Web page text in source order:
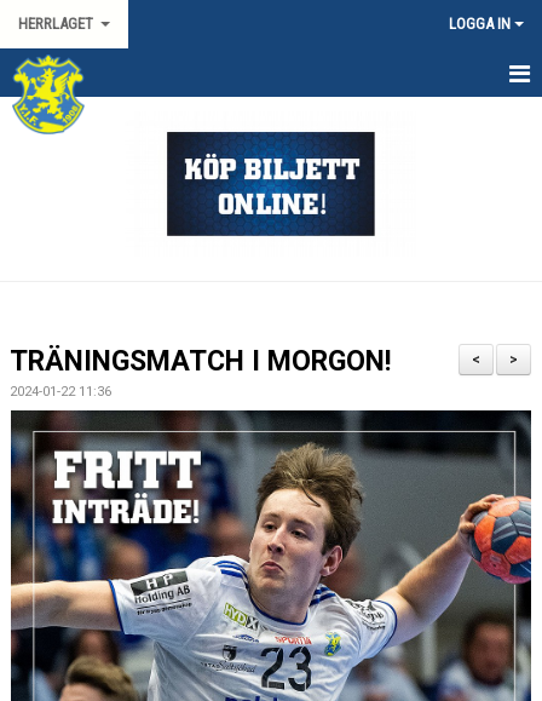
HERRLAGET LOGGA IN
HEM
SPORTGRUPP HERR
HANDBOLLSLIGAN HERR
SVENSKA CUPEN HERR
>
<
TRÄNINGSMATCH I MORGON!
2024-01-22 11:36